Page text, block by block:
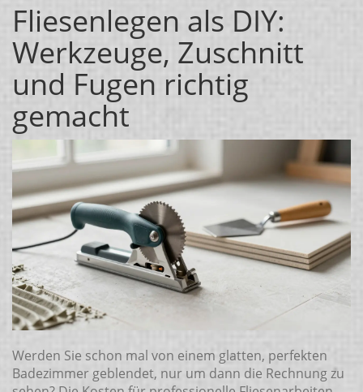
Fliesenlegen als DIY:
Werkzeuge, Zuschnitt
und Fugen richtig
gemacht
Werden Sie schon mal von einem glatten, perfekten
Badezimmer geblendet, nur um dann die Rechnung zu